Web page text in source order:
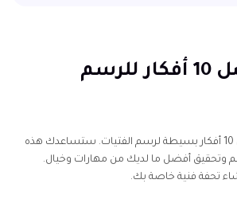
إنشاء صور رائعة بالذكاء الاصطناعي
الجزء 2: أفضل 10 أفكار للرسم
يتناول هذا القسم أفضل 10 أفكار بسيطة لرسم الفتيات. ستساعدك هذه
وتحقيق أفضل ما لديك من مهارات وخيال.
تحفة فنية خاصة بك.